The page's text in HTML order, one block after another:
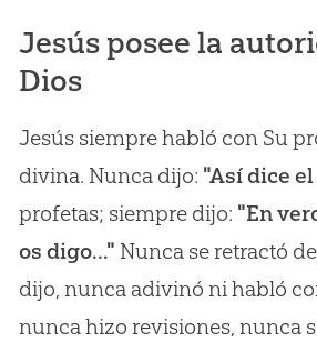
Jesús posee la
Dios
Jesús siempre habló con Su
divina. Nunca dijo: "Así dice
profetas; siempre dijo: "En
os digo..." Nunca se retractó
dijo, nunca adivinó ni habló
nunca hizo revisiones, nunca